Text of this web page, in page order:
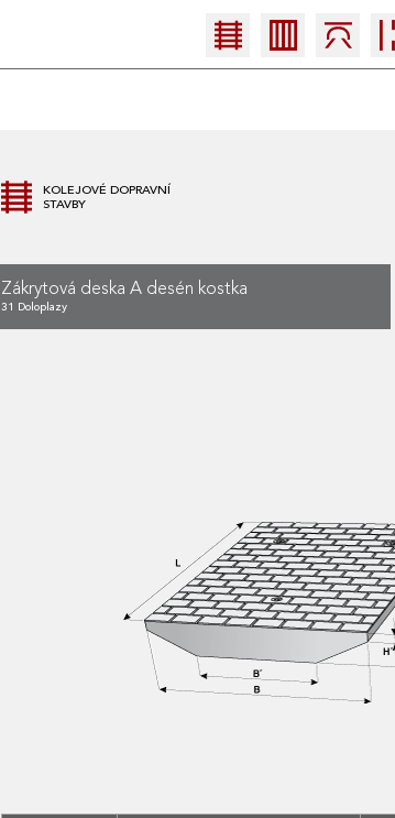
KOLEJOVÉ DOPRAVNÍ
STAVBY
Zákrytová deska A desén kostka
31 Doloplazy